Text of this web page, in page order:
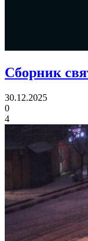
Сборник
30.12.2025
0
4